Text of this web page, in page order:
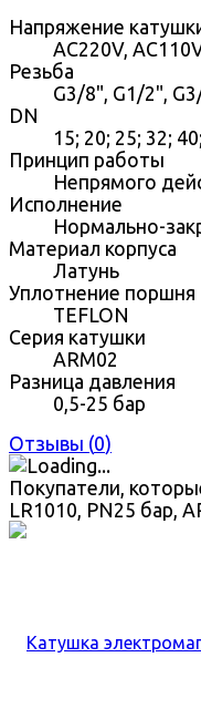
Напряжение
AC220V,
Резьба
G3/8", G1/2",
DN
15; 20; 25; 32;
Принцип работы
Непрямого
Исполнение
Нормально-
Материал корпуса
Латунь
Уплотнение поршня
TEFLON
Серия катушки
ARM02
Разница давления
0,5-25 бар
Отзывы (0)
Покупатели,
LR1010, PN25 бар,